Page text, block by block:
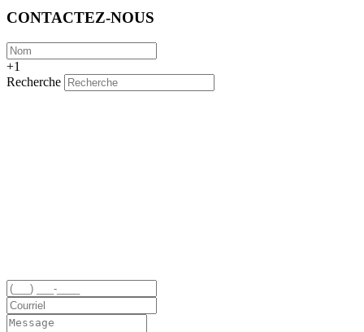
CONTACTEZ-NOUS
+1
Recherche